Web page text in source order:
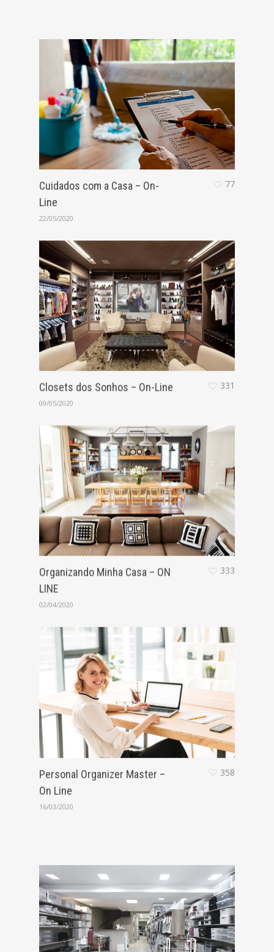
Cuidados com a Casa – On-
Line
22/05/2020
77
Closets dos Sonhos – On-Line
09/05/2020
331
Organizando Minha Casa – ON
LINE
02/04/2020
333
Personal Organizer Master –
On Line
16/03/2020
358